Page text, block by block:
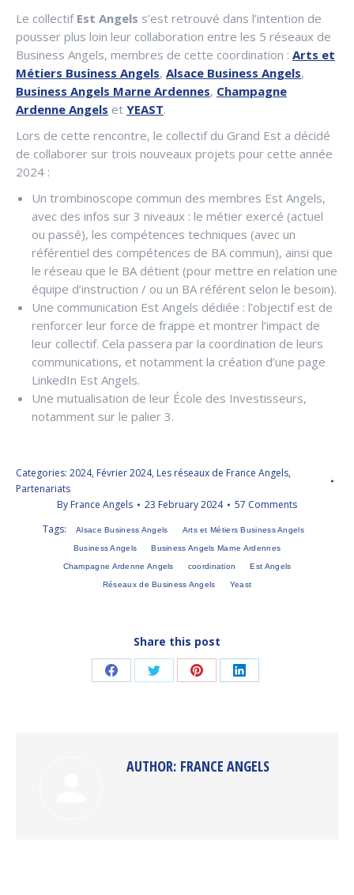
Le collectif Est Angels s’est retrouvé dans l’intention de
pousser plus loin leur collaboration entre les 5 réseaux de
Business Angels, membres de cette coordination : Arts et
Métiers Business Angels, Alsace Business Angels,
Business Angels Marne Ardennes, Champagne
Ardenne Angels et YEAST.
Lors de cette rencontre, le collectif du Grand Est a décidé
de collaborer sur trois nouveaux projets pour cette année
2024 :
Un trombinoscope commun des membres Est Angels,
avec des infos sur 3 niveaux : le métier exercé (actuel
ou passé), les compétences techniques (avec un
référentiel des compétences de BA commun), ainsi que
le réseau que le BA détient (pour mettre en relation une
équipe d’instruction / ou un BA référent selon le besoin).
Une communication Est Angels dédiée : l’objectif est de
renforcer leur force de frappe et montrer l’impact de
leur collectif. Cela passera par la coordination de leurs
communications, et notamment la création d’une page
LinkedIn Est Angels.
Une mutualisation de leur École des Investisseurs,
notamment sur le palier 3.
Categories: 2024, Février 2024, Les réseaux de France Angels,
Partenariats
By France Angels 23 February 2024
57 Comments
Tags:
Alsace Business Angels Arts et Métiers Business Angels
Business Angels Business Angels Marne Ardennes
Champagne Ardenne Angels coordination Est Angels
Réseaux de Business Angels Yeast
Share this post
Share Share Share Share
AUTHOR: FRANCE ANGELS